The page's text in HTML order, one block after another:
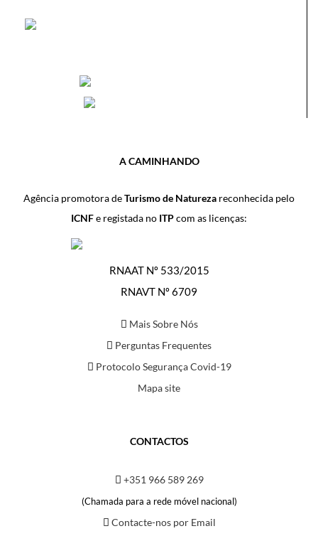
A CAMINHANDO
Agência promotora deTurismo de Natureza reconhecida pelo
ICNFe registada no ITPcom as licenças:
RNAAT Nº 533/2015
RNAVT Nº 6709
Mais Sobre Nós
Perguntas Frequentes
Protocolo Segurança Covid-19
Mapa site
CONTACTOS
+351 966 589 269
(Chamada para a rede móvel nacional)
Contacte-nos por Email